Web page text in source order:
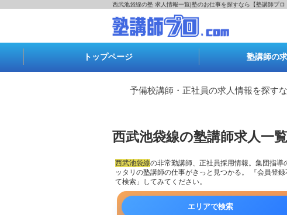
西武池袋線の塾 求人情報一覧|塾のお仕事を探すなら【塾講師プロ
トップページ 塾講師の
予備校講師・正社員の求人情報を探す
西武池袋線の塾講師求人一覧
西武池袋線の非常勤講師、正社員採用情報。集団指
ッタリの塾講師の仕事がきっと見つかる。 『会員登
て検索」してみてください。
エリアで検索